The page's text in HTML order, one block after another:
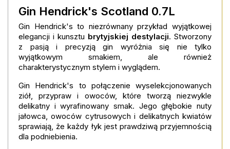
Gin Hendrick's Scotland 0.7L
Gin Hendrick's to niezrównany przykład wyjątkowej
elegancji i kunsztu brytyjskiej destylacji. Stworzony
z pasją i precyzją gin wyróżnia się nie tylko
wyjątkowym smakiem, ale również
charakterystycznym stylem i wyglądem.
Gin Hendrick's to połączenie wyselekcjonowanych
ziół, przypraw i owoców, które tworzą niezwykle
delikatny i wyrafinowany smak. Jego głębokie nuty
jałowca, owoców cytrusowych i delikatnych kwiatów
sprawiają, że każdy łyk jest prawdziwą przyjemnością
dla podniebienia.